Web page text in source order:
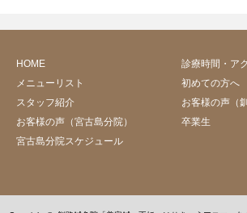
HOME
診療時間・ア
メニューリスト
初めての方へ
スタッフ紹介
お客様の声（
お客様の声（宮古島分院）
卒業生
宮古島分院スケジュール